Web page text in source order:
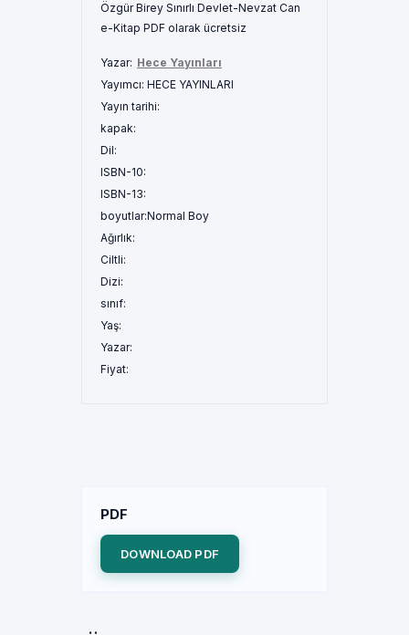
Özgür Birey Sınırlı Devlet-Nevzat Can
e-Kitap PDF olarak ücretsiz
Yazar: Hece Yayınları
Yayımcı: HECE YAYINLARI
Yayın tarihi:
kapak:
Dil:
ISBN-10:
ISBN-13:
boyutlar:Normal Boy
Ağırlık:
Ciltli:
Dizi:
sınıf:
Yaş:
Yazar:
Fiyat:
PDF
DOWNLOAD PDF